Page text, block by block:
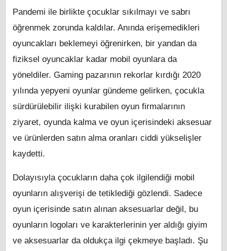
Pandemi ile birlikte çocuklar sıkılmayı ve sabrı
öğrenmek zorunda kaldılar. Anında erişemedikleri
oyuncakları beklemeyi öğrenirken, bir yandan da
fiziksel oyuncaklar kadar mobil oyunlara da
yöneldiler. Gaming pazarının rekorlar kırdığı 2020
yılında yepyeni oyunlar gündeme gelirken, çocukla
sürdürülebilir ilişki kurabilen oyun firmalarının
ziyaret, oyunda kalma ve oyun içerisindeki aksesuar
ve ürünlerden satın alma oranları ciddi yükselişler
kaydetti.
Dolayısıyla çocukların daha çok ilgilendiği mobil
oyunların alışverişi de tetiklediği gözlendi. Sadece
oyun içerisinde satın alınan aksesuarlar değil, bu
oyunların logoları ve karakterlerinin yer aldığı giyim
ve aksesuarlar da oldukça ilgi çekmeye başladı. Şu